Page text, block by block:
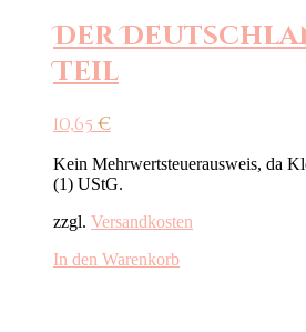
Der
Teil
10,65 €
Kein Mehrwertsteuerausweis, da
(1) UStG.
zzgl. Versandkosten
In den Warenkorb